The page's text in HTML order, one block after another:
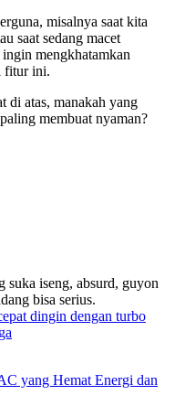
misalnya saat kita
saat sedang macet
mengkhatamkan
fitur ini.
di atas, manakah yang
membuat nyaman?
suka iseng, absurd, guyon
bisa serius.
yang Hemat Energi dan